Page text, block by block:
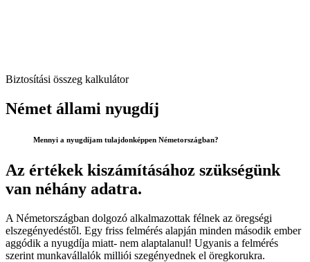
Biztosítási összeg kalkulátor
Német állami nyugdíj
Mennyi a nyugdíjam tulajdonképpen Németországban?
Az értékek kiszámításához szükségünk
van néhány adatra.
A Németországban dolgozó alkalmazottak félnek az öregségi
elszegényedéstől. Egy friss felmérés alapján minden második ember
aggódik a nyugdíja miatt- nem alaptalanul! Ugyanis a felmérés
szerint munkavállalók milliói szegényednek el öregkorukra.